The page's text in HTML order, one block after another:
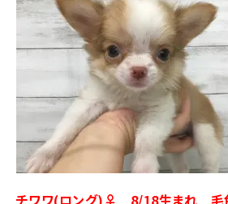
チワワ(ロング)♀ 8/18生まれ 毛色